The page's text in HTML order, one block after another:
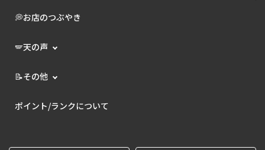
💭お店のつぶやき
🪽天の声
📝その他
ポイント/ランクについて